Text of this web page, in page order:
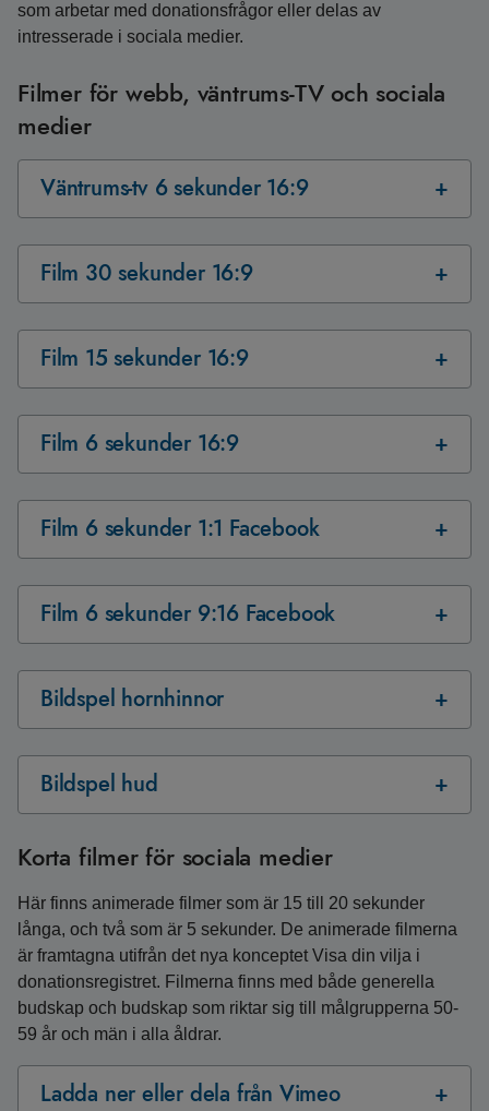
som arbetar med donationsfrågor eller delas av
intresserade i sociala medier.
Filmer för webb, väntrums-TV och sociala
medier
Väntrums-tv 6 sekunder 16:9
Film 30 sekunder 16:9
Film 15 sekunder 16:9
Film 6 sekunder 16:9
Film 6 sekunder 1:1 Facebook
Film 6 sekunder 9:16 Facebook
Bildspel hornhinnor
Bildspel hud
Korta filmer för sociala medier
Här finns animerade filmer som är 15 till 20 sekunder
långa, och två som är 5 sekunder. De animerade filmerna
är framtagna utifrån det nya konceptet Visa din vilja i
donationsregistret. Filmerna finns med både generella
budskap och budskap som riktar sig till målgrupperna 50-
59 år och män i alla åldrar.
Ladda ner eller dela från Vimeo